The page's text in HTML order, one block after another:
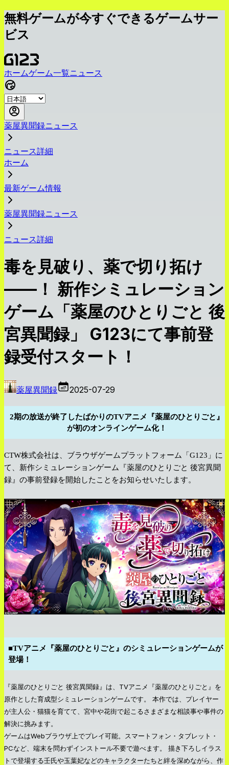
無料ゲームが今すぐできるゲームサー
ビス
ホームゲーム一覧ニュース
薬屋異聞録ニュース
ニュース詳細
ホーム
最新ゲーム情報
薬屋異聞録ニュース
ニュース詳細
毒を見破り、薬で切り拓け
——！ 新作シミュレーション
ゲーム「薬屋のひとりごと 後
宮異聞録」 G123にて事前登
録受付スタート！
薬屋異聞録 2025-07-29
2期の放送が終了したばかりのTVアニメ『薬屋のひとりごと』
が初のオンラインゲーム化！
CTW株式会社は、ブラウザゲームプラットフォーム「G123」に
て、新作シミュレーションゲーム『薬屋のひとりごと 後宮異聞
録』の事前登録を開始したことをお知らせいたします。
■TVアニメ『薬屋のひとりごと』のシミュレーションゲームが
登場！
『薬屋のひとりごと 後宮異聞録』は、TVアニメ『薬屋のひとりごと』を
原作とした育成型シミュレーションゲームです。 本作では、プレイヤー
が主人公・猫猫を育てて、宮中や花街で起こるさまざまな相談事や事件の
解決に挑みます。
ゲームはWebブラウザ上でプレイ可能。スマートフォン・タブレット・
PCなど、端末を問わずインストール不要で遊べます。 描き下ろしイラス
トで登場する壬氏や玉葉妃などのキャラクターたちと絆を深めながら、作